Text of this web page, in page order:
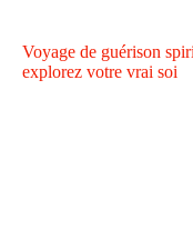
Voyage de guérison
explorez votre vrai soi